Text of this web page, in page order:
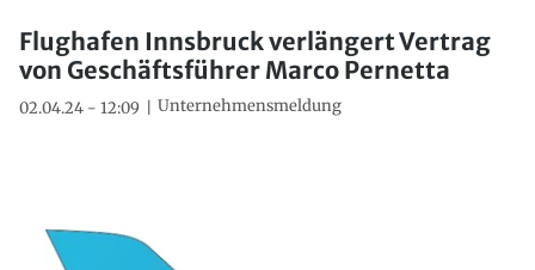
Flughafen Innsbruck verlängert Vertrag
von Geschäftsführer Marco Pernetta
02.04.24 - 12:09 Unternehmensmeldung